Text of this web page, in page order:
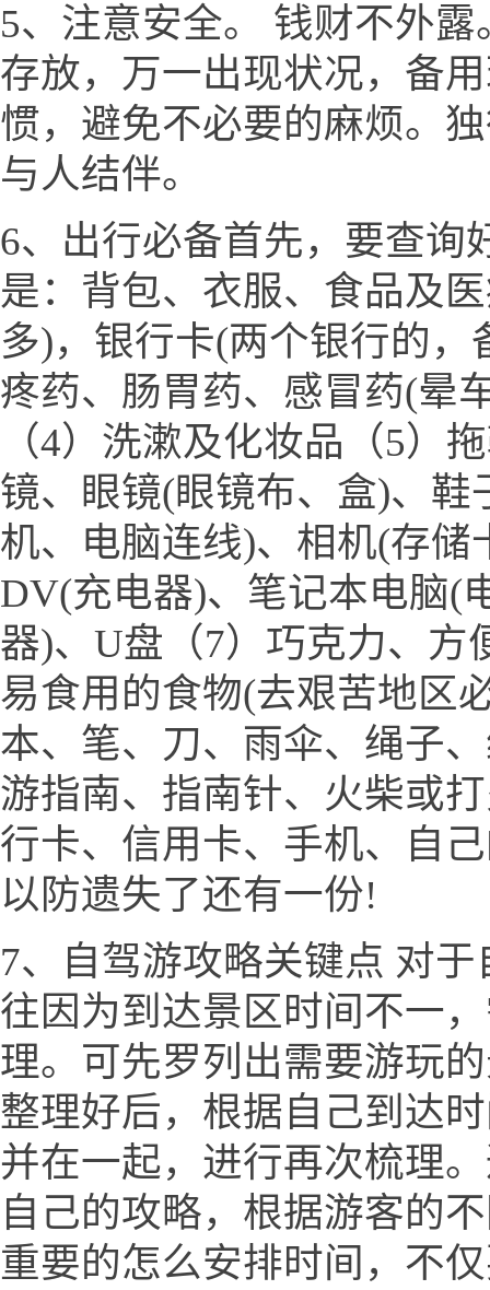
5、注意安全。 钱财不外
存放，万一出现状况，备
惯，避免不必要的麻烦。
与人结伴。
6、出行必备首先，要查询
是：背包、衣服、食品及
多)，银行卡(两个银行的
疼药、肠胃药、感冒药(晕
（4）洗漱及化妆品（5）
镜、眼镜(眼镜布、盒)、
机、电脑连线)、相机(存
DV(充电器)、笔记本电脑(
器)、U盘（7）巧克力、方
易食用的食物(去艰苦地区
本、笔、刀、雨伞、绳子
游指南、指南针、火柴或
行卡、信用卡、手机、自
以防遗失了还有一份!
7、自驾游攻略关键点 对
往因为到达景区时间不一
理。可先罗列出需要游玩
整理好后，根据自己到达
并在一起，进行再次梳理
自己的攻略，根据游客的
重要的怎么安排时间，不